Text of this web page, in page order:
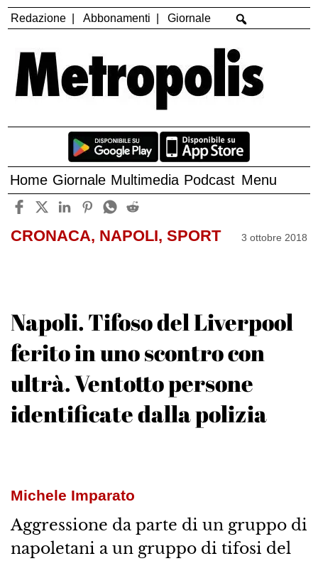
Redazione Abbonamenti Giornale
Home Giornale Multimedia Podcast Menu
CRONACA, NAPOLI, SPORT 3 ottobre 2018
Napoli. Tifoso del Liverpool
ferito in uno scontro con
ultrà. Ventotto persone
identificate dalla polizia
Michele Imparato
Aggressione da parte di un gruppo di
napoletani a un gruppo di tifosi del